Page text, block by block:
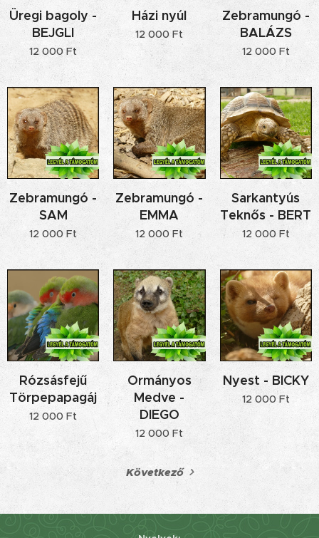
Üregi bagoly -
BEJGLI
12 000Ft
Házi nyúl
12 000 Ft
Zebramungó -
BALÁZS
12 000 Ft
Zebramungó -
SAM
12 000 Ft
Zebramungó -
EMMA
12 000 Ft
Sarkantyús
Teknős - BERT
12 000Ft
Rózsásfejű
Törpepapagáj
12 000 Ft
Ormányos
Medve -
DIEGO
12 000 Ft
Nyest - BICKY
12 000Ft
Következő